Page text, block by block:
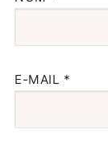
E-MAIL *